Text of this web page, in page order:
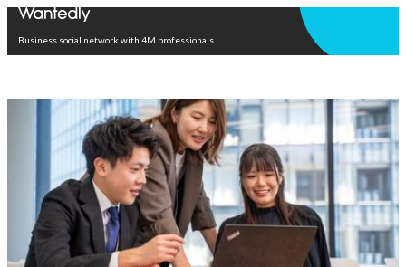
Business social network with 4M professionals